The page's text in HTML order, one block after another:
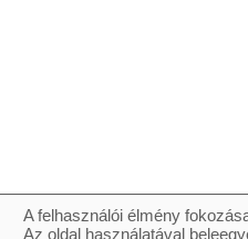
A felhasználói élmény
Az oldal használatával